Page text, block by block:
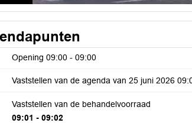
Opening 09:00 - 09:00
Vaststellen van de agenda van 25 juni 2026
Vaststellen van de behandelvoorraad
09:01 - 09:02